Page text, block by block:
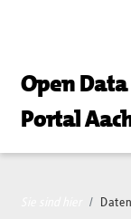
Open Data
Portal